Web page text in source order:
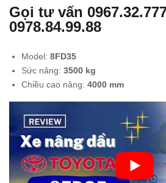
Gọi tư vấn
0978.84.99.88
Model: 8FD35
Sức nâng: 3500 kg
Chiều cao nâng: 4000 mm